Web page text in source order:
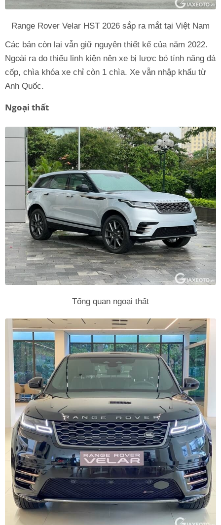
Range Rover Velar HST 2026 sắp ra mắt tại Việt Nam
Các bản còn lại vẫn giữ nguyên thiết kế của năm 2022.
Ngoài ra do thiếu linh kiện nên xe bị lược bỏ tính năng đá
cốp, chìa khóa xe chỉ còn 1 chìa. Xe vẫn nhập khẩu từ
Anh Quốc.
Ngoại thất
Tổng quan ngoại thất